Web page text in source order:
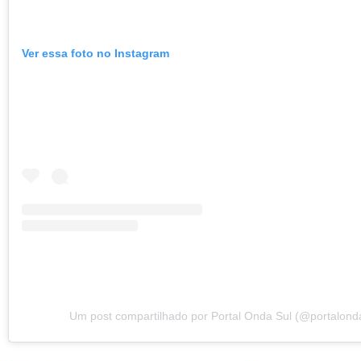
Ver essa foto no Instagram
Um post compartilhado por Portal Onda Sul